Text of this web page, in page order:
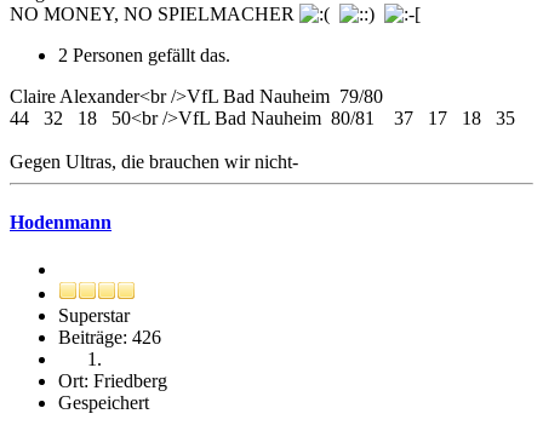
NO MONEY, NO SPIELMACHER
2 Personen gefällt das.
Claire Alexander<br />VfL Bad Nauheim 79/80
44 32 18 50<br />VfL Bad Nauheim 80/81 37 17 18 35
Gegen Ultras, die brauchen wir nicht-
Hodenmann
Superstar
Beiträge: 426
Ort: Friedberg
Gespeichert